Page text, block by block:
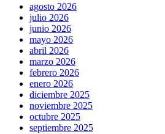
agosto 2026
julio 2026
junio 2026
mayo 2026
abril 2026
marzo 2026
febrero 2026
enero 2026
diciembre 2025
noviembre 2025
octubre 2025
septiembre 2025